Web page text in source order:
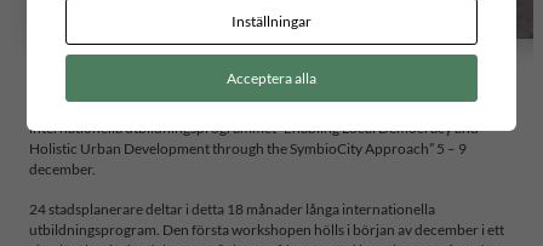
I samarbete med SKL International startade ICLD den andra omgången i det
internationella utbildningsprogrammet ”Enabling Local Democracy and
Holistic Urban Development through the SymbioCity Approach” 5 – 9
december.
24 stadsplanerare deltar i detta 18 månader långa internationella
utbildningsprogram. Den första workshopen hölls i början av december i ett
Inställningar
Acceptera alla